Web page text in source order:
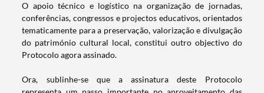
Termo de Pesquisa
O apoio técnico e logístico na organização de jornadas,
conferências, congressos e projectos educativos, orientados
tematicamente para a preservação, valorização e divulgação
do património cultural local, constitui outro objectivo do
Protocolo agora assinado.
Ora, sublinhe-se que a assinatura deste Protocolo